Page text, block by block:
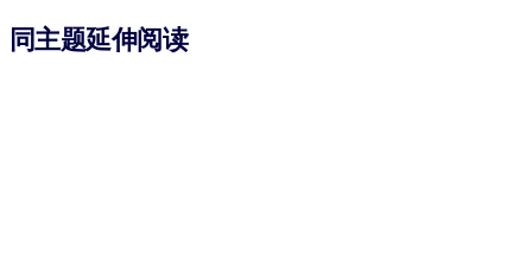
同主题延伸阅读